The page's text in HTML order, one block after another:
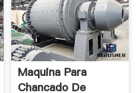
Maquina Para
Chancado De